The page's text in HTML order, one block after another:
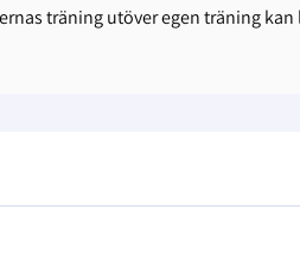
träning utöver egen träning